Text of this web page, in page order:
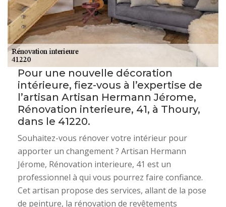
Pour une nouvelle décoration
intérieure, fiez-vous à l’expertise de
l’artisan Artisan Hermann Jérome,
Rénovation interieure, 41, à Thoury,
dans le 41220.
Souhaitez-vous rénover votre intérieur pour
apporter un changement ? Artisan Hermann
Jérome, Rénovation interieure, 41 est un
professionnel à qui vous pourrez faire confiance.
Cet artisan propose des services, allant de la pose
de peinture, la rénovation de revêtements